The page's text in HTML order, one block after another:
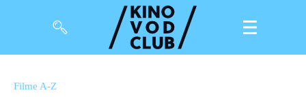
Filme A-Z